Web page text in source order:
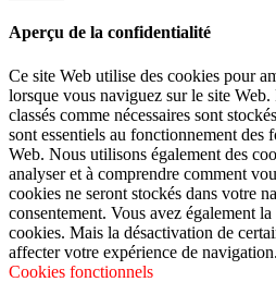
Aperçu de la confidentialité
Ce site Web utilise des cookies pour
lorsque vous naviguez sur le site
classés comme nécessaires sont
sont essentiels au fonctionnement des
Web. Nous utilisons également des
analyser et à comprendre comment
cookies ne seront stockés dans votre
consentement. Vous avez également
cookies. Mais la désactivation de
affecter votre expérience de navigation.
Cookies fonctionnels